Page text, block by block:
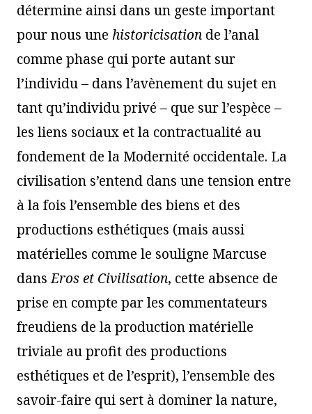
détermine ainsi dans un geste important
pour nous une historicisation de l’anal
comme phase qui porte autant sur
l’individu – dans l’avènement du sujet en
tant qu’individu privé – que sur l’espèce –
les liens sociaux et la contractualité au
fondement de la Modernité occidentale. La
civilisation s’entend dans une tension entre
à la fois l’ensemble des biens et des
productions esthétiques (mais aussi
matérielles comme le souligne Marcuse
dansEros et Civilisation, cette absence de
prise en compte par les commentateurs
freudiens de la production matérielle
triviale au profit des productions
esthétiques et de l’esprit), l’ensemble des
savoir-faire qui sert à dominer la nature,